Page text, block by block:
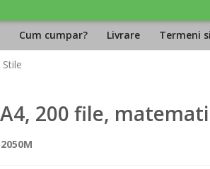
Cum cumpar? Livrare Termeni
200 file,